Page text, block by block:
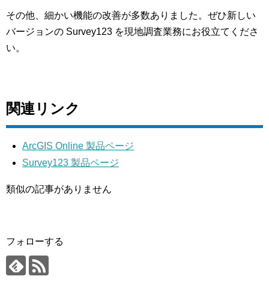
その他、細かい機能の改善が多数ありました。ぜひ新しい
バージョンの Survey123 を現地調査業務にお役立てくださ
い。
関連リンク
ArcGIS Online 製品ページ
Survey123 製品ページ
類似の記事がありません
フォローする